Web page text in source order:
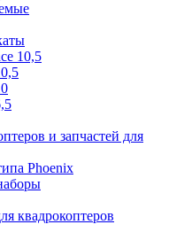
10,5
и запчастей для
Phoenix
квадрокоптеров